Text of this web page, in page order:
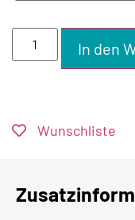
In den
Wunschliste